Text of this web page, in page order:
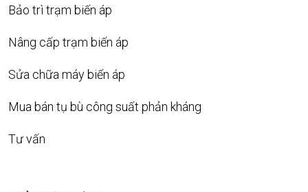
Bảo trì trạm biến áp
Nâng cấp trạm biến áp
Sửa chữa máy biến áp
Mua bán tụ bù công suất phản kháng
Tư vấn